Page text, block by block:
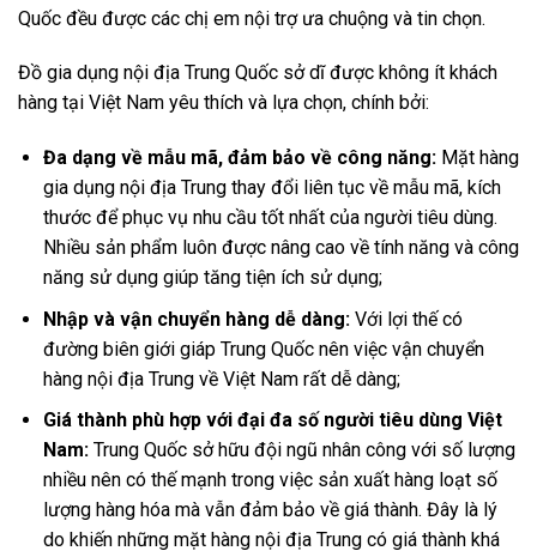
Quốc đều được các chị em nội trợ ưa chuộng và tin chọn.
Đồ gia dụng nội địa Trung Quốc sở dĩ được không ít khách
hàng tại Việt Nam yêu thích và lựa chọn, chính bởi:
Đa dạng về mẫu mã, đảm bảo về công năng:Mặt hàng
gia dụng nội địa Trung thay đổi liên tục về mẫu mã, kích
thước để phục vụ nhu cầu tốt nhất của người tiêu dùng.
Nhiều sản phẩm luôn được nâng cao về tính năng và công
năng sử dụng giúp tăng tiện ích sử dụng;
Nhập và vận chuyển hàng dễ dàng:Với lợi thế có
đường biên giới giáp Trung Quốc nên việc vận chuyển
hàng nội địa Trung về Việt Nam rất dễ dàng;
Giá thành phù hợp với đại đa số người tiêu dùng Việt
Nam:Trung Quốc sở hữu đội ngũ nhân công với số lượng
nhiều nên có thế mạnh trong việc sản xuất hàng loạt số
lượng hàng hóa mà vẫn đảm bảo về giá thành. Đây là lý
do khiến những mặt hàng nội địa Trung có giá thành khá